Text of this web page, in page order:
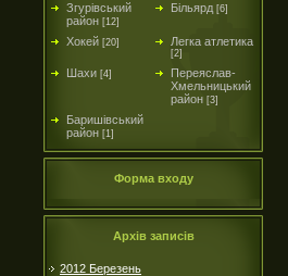
Згурівський
район [12]
Більярд [6]
Хокей [20] Легка атлетика
[2]
Шахи [4]
Переяслав-
Хмельницький
район [3]
Баришівський
район [1]
Форма входу
Архів записів
2012 Березень